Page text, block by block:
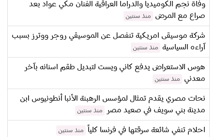
وفاة نجم الكوميديا والدراما العراقية الفنان مكي عواد بعد
صراع مع المرض
منذ سنتين
شركة موسيقى امريكية تنفصل عن الموسيقي روجر ووترز بسبب
آراءه السياسية
منذ سنتين
هوس الاستعراض يدفع كاني ويست لتبديل طقم اسنانه بآخر
معدني
منذ سنتين
نحات مصري يقدم تمثال لمؤسس الرهبنة الأنبا أنطونيوس ابن
مدينة بني سويف في صعيد مصر
منذ سنتين
احلام تنفي شائعة سرقتها في فرنسا كلياً منذ سنتين